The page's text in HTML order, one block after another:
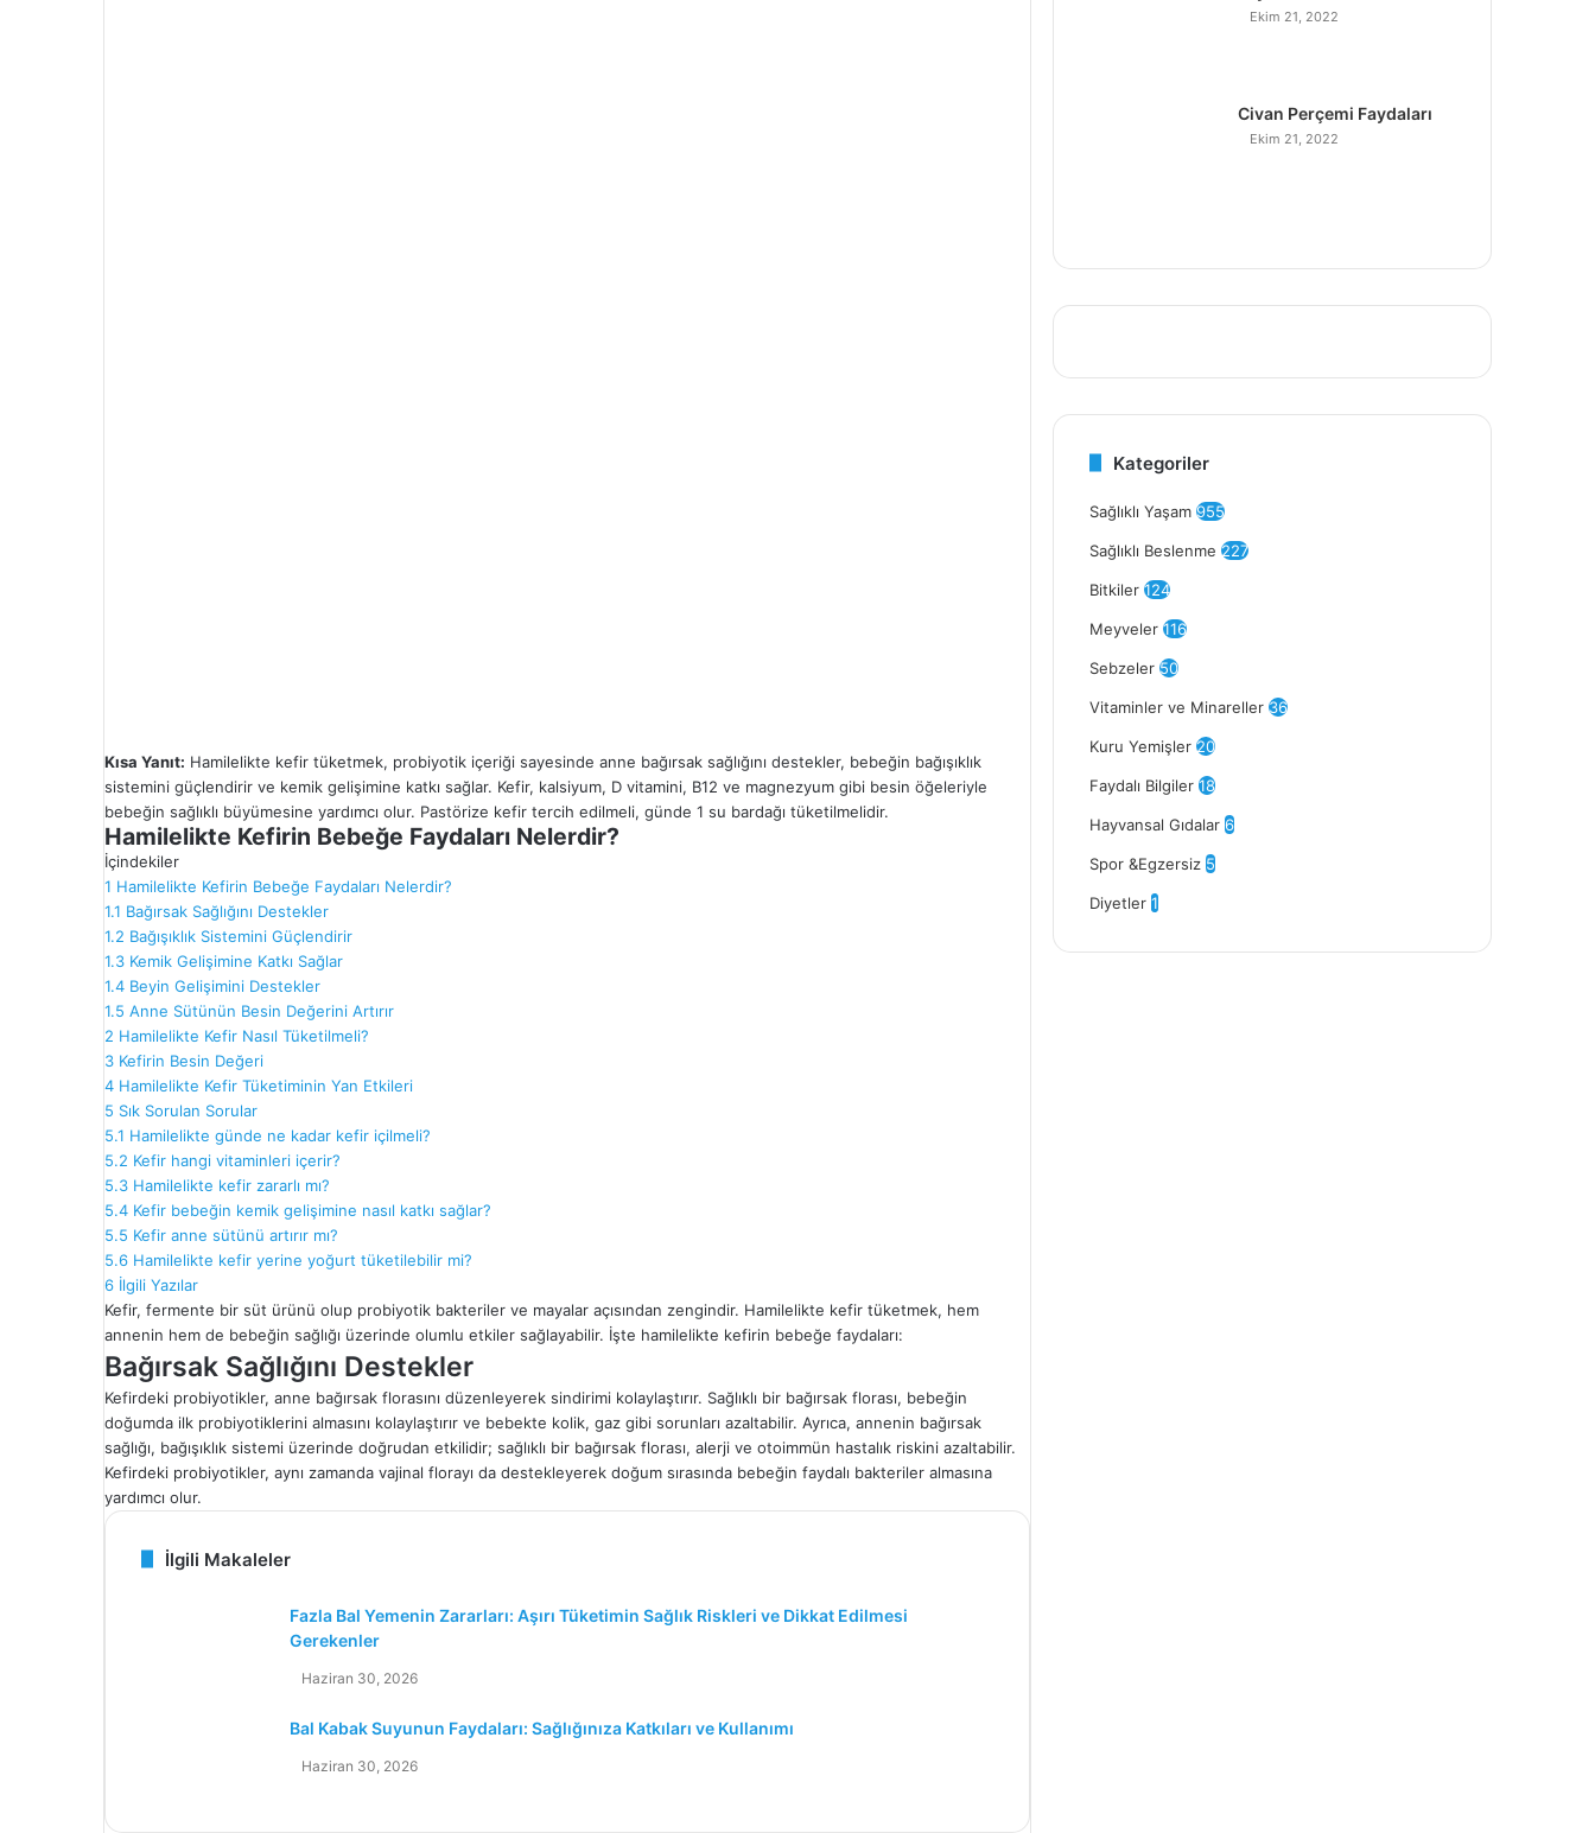
Kısa Yanıt: Hamilelikte kefir tüketmek, probiyotik içeriği sayesinde anne bağırsak sağlığını destekler, bebeğin bağışıklık
sistemini güçlendirir ve kemik gelişimine katkı sağlar. Kefir, kalsiyum, D vitamini, B12 ve magnezyum gibi besin öğeleriyle
bebeğin sağlıklı büyümesine yardımcı olur. Pastörize kefir tercih edilmeli, günde 1 su bardağı tüketilmelidir.
Hamilelikte Kefirin Bebeğe Faydaları Nelerdir?
İçindekiler
1 Hamilelikte Kefirin Bebeğe Faydaları Nelerdir?
1.1 Bağırsak Sağlığını Destekler
1.2 Bağışıklık Sistemini Güçlendirir
1.3 Kemik Gelişimine Katkı Sağlar
1.4 Beyin Gelişimini Destekler
1.5 Anne Sütünün Besin Değerini Artırır
2 Hamilelikte Kefir Nasıl Tüketilmeli?
3 Kefirin Besin Değeri
4 Hamilelikte Kefir Tüketiminin Yan Etkileri
5 Sık Sorulan Sorular
5.1 Hamilelikte günde ne kadar kefir içilmeli?
5.2 Kefir hangi vitaminleri içerir?
5.3 Hamilelikte kefir zararlı mı?
5.4 Kefir bebeğin kemik gelişimine nasıl katkı sağlar?
5.5 Kefir anne sütünü artırır mı?
5.6 Hamilelikte kefir yerine yoğurt tüketilebilir mi?
6 İlgili Yazılar
Kefir, fermente bir süt ürünü olup probiyotik bakteriler ve mayalar açısından zengindir. Hamilelikte kefir tüketmek, hem
annenin hem de bebeğin sağlığı üzerinde olumlu etkiler sağlayabilir. İşte hamilelikte kefirin bebeğe faydaları:
Bağırsak Sağlığını Destekler
Kefirdeki probiyotikler, anne bağırsak florasını düzenleyerek sindirimi kolaylaştırır. Sağlıklı bir bağırsak florası, bebeğin
doğumda ilk probiyotiklerini almasını kolaylaştırır ve bebekte kolik, gaz gibi sorunları azaltabilir. Ayrıca, annenin bağırsak
sağlığı, bağışıklık sistemi üzerinde doğrudan etkilidir; sağlıklı bir bağırsak florası, alerji ve otoimmün hastalık riskini azaltabilir.
Kefirdeki probiyotikler, aynı zamanda vajinal florayı da destekleyerek doğum sırasında bebeğin faydalı bakteriler almasına
yardımcı olur.
İlgili Makaleler
Fazla Bal Yemenin Zararları: Aşırı Tüketimin Sağlık Riskleri ve Dikkat Edilmesi
Gerekenler
Haziran 30, 2026
Bal Kabak Suyunun Faydaları: Sağlığınıza Katkıları ve Kullanımı
Haziran 30, 2026
Ekim 21, 2022
Civan Perçemi Faydaları
Ekim 21, 2022
Kategoriler
Sağlıklı Yaşam 955
Sağlıklı Beslenme 227
Bitkiler 124
Meyveler 116
Sebzeler 50
Vitaminler ve Minareller 36
Kuru Yemişler 20
Faydalı Bilgiler 18
Hayvansal Gıdalar 6
Spor &Egzersiz 5
Diyetler 1